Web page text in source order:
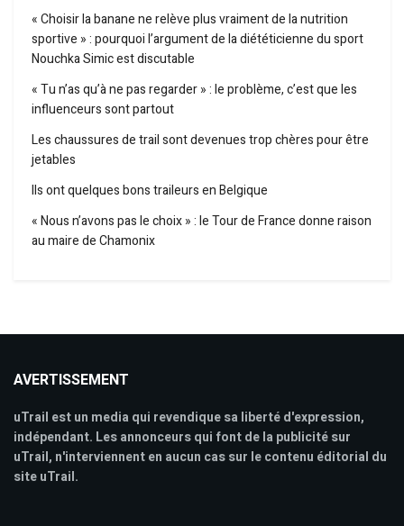
« Choisir la banane ne relève plus vraiment de la nutrition
sportive » : pourquoi l’argument de la diététicienne du sport
Nouchka Simic est discutable
« Tu n’as qu’à ne pas regarder » : le problème, c’est que les
influenceurs sont partout
Les chaussures de trail sont devenues trop chères pour être
jetables
Ils ont quelques bons traileurs en Belgique
« Nous n’avons pas le choix » : le Tour de France donne raison
au maire de Chamonix
AVERTISSEMENT
uTrail est un media qui revendique sa liberté d'expression,
indépendant. Les annonceurs qui font de la publicité sur
uTrail, n'interviennent en aucun cas sur le contenu éditorial du
site uTrail.